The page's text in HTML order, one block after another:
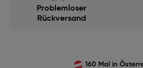
Problemloser
Rückversand
160 Mal in